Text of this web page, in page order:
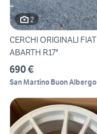
2
CERCHI ORIGINALI FIAT
ABARTH R17"
690 €
San Martino Buon Albergo